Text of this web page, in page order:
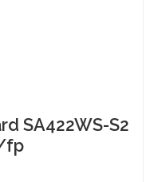
SA422WS-S2
fp